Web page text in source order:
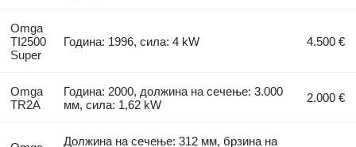
Omga
TI2500
Super
Година: 1996, сила: 4 kW 4.500 €
Omga
TR2A
Година: 2000, должина на сечење: 3.000
мм, сила: 1,62 kW
2.000 €
Должина на сечење: 312 мм, брзина на